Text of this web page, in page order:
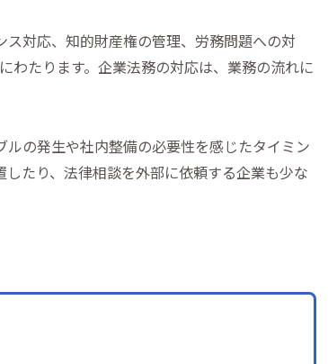
対応、知的財産権の管理、労務問題への対
わたります。企業法務の対応は、業務の流れに
の発生や社内整備の必要性を感じたタイミン
たり、法律相談を外部に依頼する企業も少な